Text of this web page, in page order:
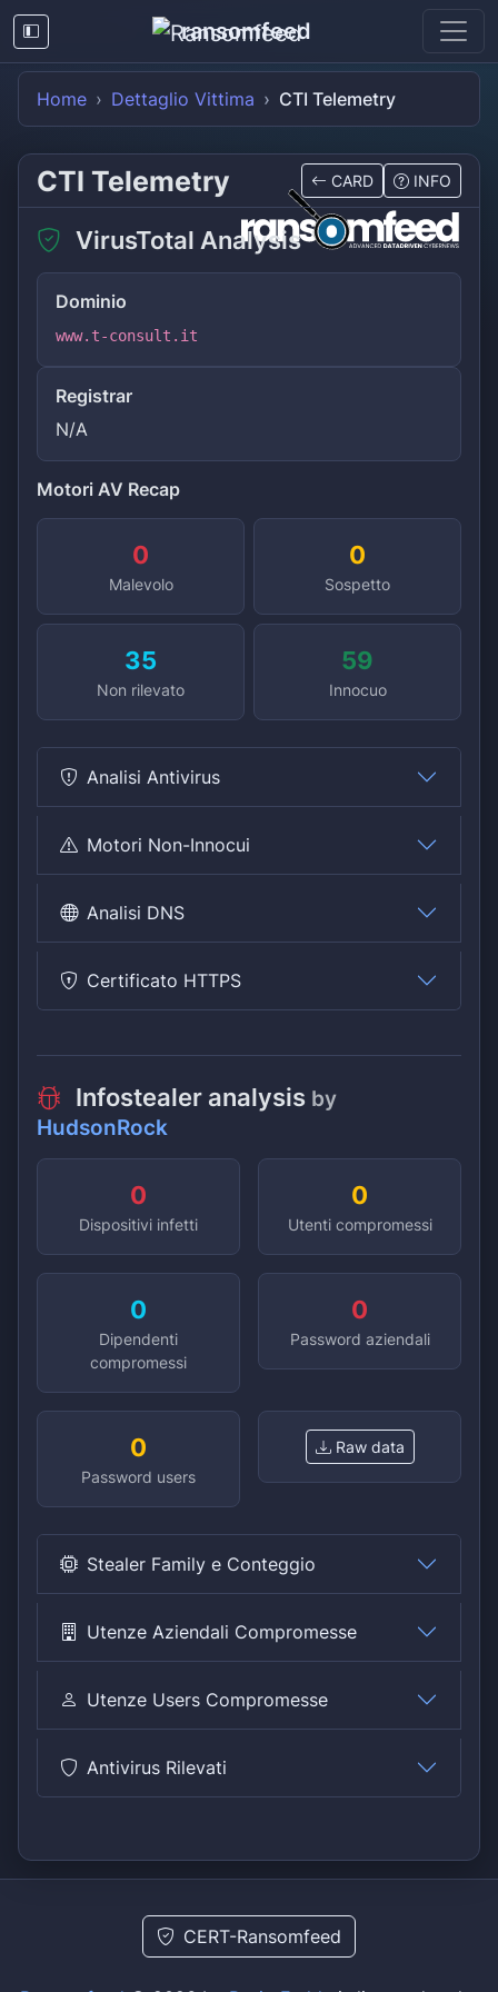
ransomfeed
Home Dettaglio Vittima CTI Telemetry
CTI Telemetry CARD INFO
VirusTotal Analysis
Dominio
www.t-consult.it
Registrar
N/A
Motori AV Recap
0
Malevolo
0
Sospetto
35
Non rilevato
59
Innocuo
Analisi Antivirus
Motori Non-Innocui
Analisi DNS
Certificato HTTPS
Infostealer analysis by
HudsonRock
0
Dispositivi infetti
0
Utenti compromessi
0
Dipendenti
compromessi
0
Password aziendali
0
Password users
Raw data
Stealer Family e Conteggio
Utenze Aziendali Compromesse
Utenze Users Compromesse
Antivirus Rilevati
CERT-Ransomfeed